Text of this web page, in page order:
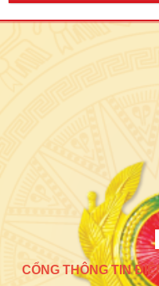
CỔNG THÔNG TIN